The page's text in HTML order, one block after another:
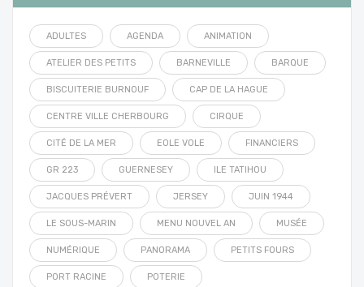
ADULTES AGENDA ANIMATION
ATELIER DES PETITS BARNEVILLE BARQUE
BISCUITERIE BURNOUF CAP DE LA HAGUE
CENTRE VILLE CHERBOURG CIRQUE
CITÉ DE LA MER EOLE VOLE FINANCIERS
GR 223 GUERNESEY ILE TATIHOU
JACQUES PRÉVERT JERSEY JUIN 1944
LE SOUS-MARIN MENU NOUVEL AN MUSÉE
NUMÉRIQUE PANORAMA PETITS FOURS
PORT RACINE POTERIE